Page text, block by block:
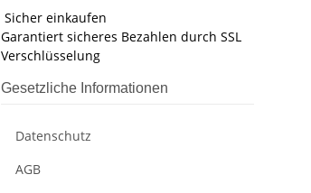
Sicher einkaufen
Garantiert sicheres Bezahlen durch SSL
Verschlüsselung
Gesetzliche Informationen
Datenschutz
AGB